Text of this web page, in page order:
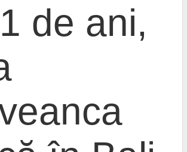
de ani,